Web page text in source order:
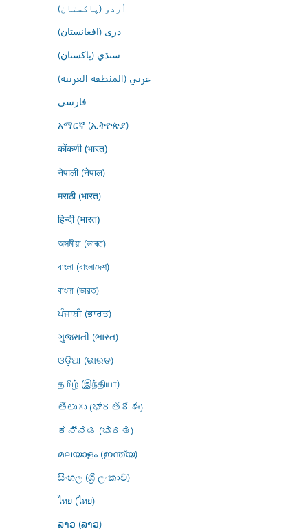
اُردو (پاکستان)
درى (افغانستان)
سنڌي (پاکستان)
عربي (المنطقة العربية)
فارسى
አማርኛ (ኢትዮጵያ)
कोंकणी (भारत)
नेपाली (नेपाल)
मराठी (भारत)
हिन्दी (भारत)
অসমীয়া (ভাৰত)
বাংলা (বাংলাদেশ)
বাংলা (ভারত)
ਪੰਜਾਬੀ (ਭਾਰਤ)
ગુજરાતી (ભારત)
ଓଡ଼ିଆ (ଭାରତ)
தமிழ் (இந்தியா)
తెలుగు (భారతదేశం)
ಕನ್ನಡ (ಭಾರತ)
മലയാളം (ഇന്ത്യ)
සිංහල (ශ්‍රී ලංකාව)
ไทย (ไทย)
ລາວ (ລາວ)